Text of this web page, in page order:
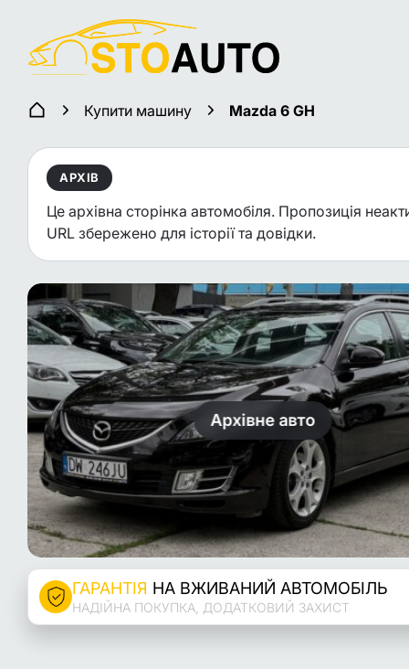
Купити машину Mazda 6 GH
АРХІВ
Це архівна сторінка автомобіля. Пропозиція
URL збережено для історії та довідки.
Архівне авто
ГАРАНТІЯ НА ВЖИВАНИЙ АВТОМОБІЛЬ
НАДІЙНА ПОКУПКА, ДОДАТКОВИЙ ЗАХИСТ